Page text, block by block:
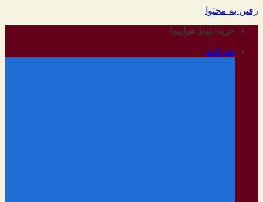
رفتن به محتوا
خرید بلیط هواپیما
خبرنامه